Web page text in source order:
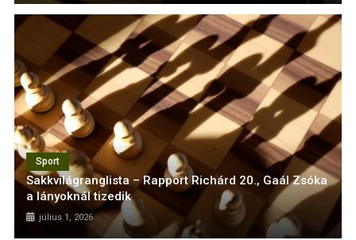
Sport
Sakkvilágranglista – Rapport Richárd 20., Gaál Zsóka
a lányoknál tizedik
július 1, 2026